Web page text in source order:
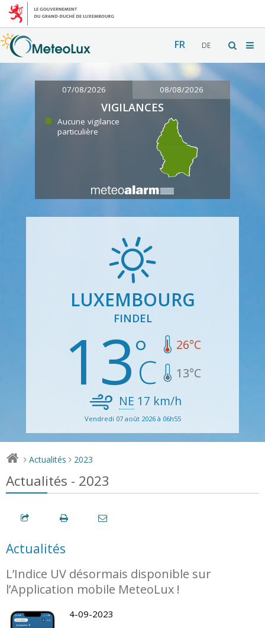
FR DE
07/08/2026 08/08/2026
VIGILANCES
Aucune vigilance
particulière
LUXEMBOURG
FINDEL
13 26°C
13°C
NE 17 km/h
Vendredi 07 août 2026 à 06h55
> Actualités > 2023
Actualités - 2023
Actualités
L’Indice UV désormais disponible sur
l’Application mobile MeteoLux !
4-09-2023